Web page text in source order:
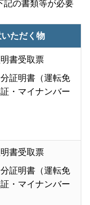
記の書類等が必要
ただく物
書受取票
証明書（運転免
・マイナンバー
書受取票
証明書（運転免
・マイナンバー